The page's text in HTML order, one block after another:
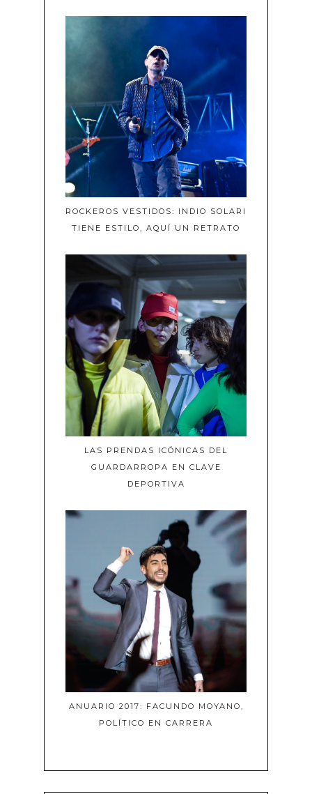
ROCKEROS VESTIDOS: INDIO SOLARI
TIENE ESTILO, AQUÍ UN RETRATO
LAS PRENDAS ICÓNICAS DEL
GUARDARROPA EN CLAVE
DEPORTIVA
ANUARIO 2017: FACUNDO MOYANO,
POLÍTICO EN CARRERA